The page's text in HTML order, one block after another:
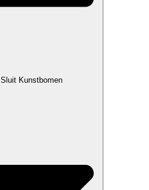
Sluit Kunstbomen